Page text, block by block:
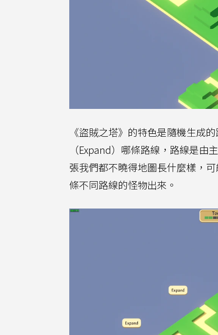
《盜賊之塔》的特色是隨機生成
（Expand）哪條路線，路線是
張我們都不曉得地圖長什麼樣，
條不同路線的怪物出來。